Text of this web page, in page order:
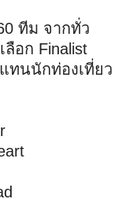
ทีม จากทั่ว
อก Finalist
ทนนักท่องเที่ยว